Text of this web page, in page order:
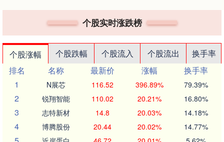
个股实时涨跌榜
个股涨幅 个股跌幅 个股流入 个股流出
换手率
排名
名称 最新价 涨幅
换手率
1
N展芯 116.52 396.89% 79.39%
2 锐翔智能 110.02 20.21% 16.80%
3 志特新材 14.8 20.03% 14.18%
4 博腾股份 20.44 20.02% 14.77%